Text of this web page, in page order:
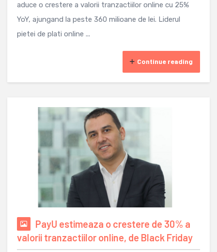
aduce o crestere a valorii tranzactiilor online cu 25%
YoY, ajungand la peste 360 milioane de lei. Liderul
pietei de plati online ...
Continue reading
PayU estimeaza o crestere de 30% a
valorii tranzactiilor online, de Black Friday